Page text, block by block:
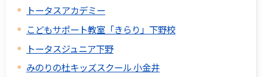
トータスアカデミー
こどもサポート教室「きらり」下野校
トータスジュニア下野
みのりの杜キッズスクール 小金井